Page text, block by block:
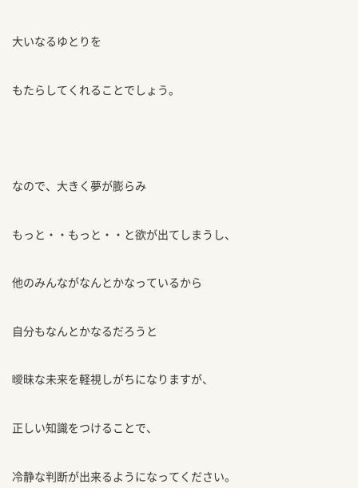
大いなるゆとりを
もたらしてくれることでしょう。
なので、大きく夢が膨らみ
もっと・・もっと・・と欲が出てしまうし、
他のみんながなんとかなっているから
自分もなんとかなるだろうと
曖昧な未来を軽視しがちになりますが、
正しい知識をつけることで、
冷静な判断が出来るようになってください。